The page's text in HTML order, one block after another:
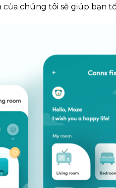
của chúng tôi sẽ giúp bạn